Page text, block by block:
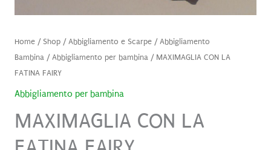
Home/ Shop/Abbigliamento e Scarpe/Abbigliamento
Bambina/Abbigliamento per bambina/ MAXIMAGLIA CON LA
FATINA FAIRY
Abbigliamento per bambina
MAXIMAGLIA CON LA